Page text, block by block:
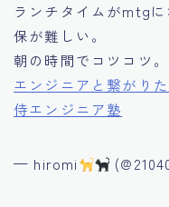
ランチタイムがmtg
保が難しい。
朝の時間でコツコツ。
エンジニアと繋がり
侍エンジニア塾
— hiromi